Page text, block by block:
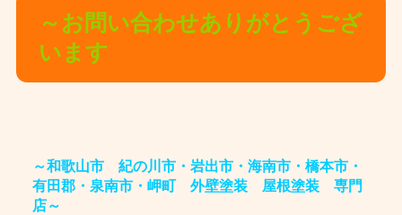
～お問い合わせありがとうござ
います
～和歌山市 紀の川市・岩出市・海南市・橋本市・
有田郡・泉南市・岬町 外壁塗装 屋根塗装 専門
店～